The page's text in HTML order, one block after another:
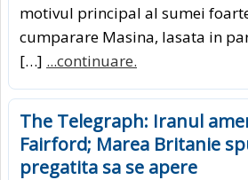
motivul principal al sumei
cumparare Masina, lasata in
[…] ...continuare.
The Telegraph: Iranul
Fairford; Marea Britanie
pregatita sa se apere